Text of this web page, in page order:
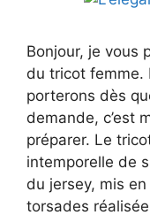
Bonjour, je vous
du tricot femme.
porterons dès
demande, c’est
préparer. Le
intemporelle de
du jersey, mis
torsades